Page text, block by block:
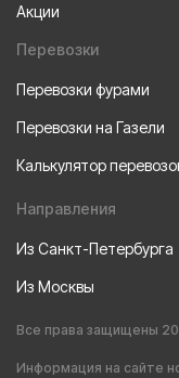
Акции
Перевозки
Перевозки фурами
Перевозки на Газели
Калькулятор
Направления
Из Санкт-Петербурга
Из Москвы
Все права защищены
Информация на сайте